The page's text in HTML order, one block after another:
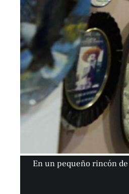
En un pequeño rincón